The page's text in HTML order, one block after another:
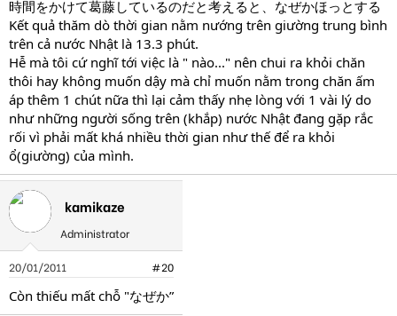
時間をかけて葛藤しているのだと考えると、なぜかほっとする
Kết quả thăm dò thời gian nằm nướng trên giường trung bình
trên cả nước Nhật là 13.3 phút.
Hễ mà tôi cứ nghĩ tới việc là " nào..." nên chui ra khỏi chăn
thôi hay không muốn dậy mà chỉ muốn nằm trong chăn ấm
áp thêm 1 chút nữa thì lại cảm thấy nhẹ lòng với 1 vài lý do
như những người sống trên (khắp) nước Nhật đang gặp rắc
rối vì phải mất khá nhiều thời gian như thế để ra khỏi
ổ(giường) của mình.
kamikaze
Administrator
20/01/2011 #20
Còn thiếu mất chỗ "なぜか”